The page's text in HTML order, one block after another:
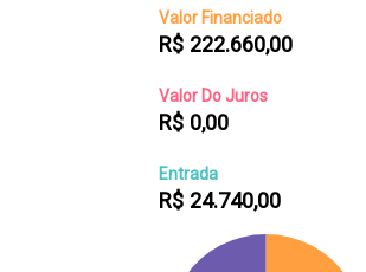
Valor Financiado
R$ 222.660,00
Valor Do Juros
R$ 0,00
Entrada
R$ 24.740,00